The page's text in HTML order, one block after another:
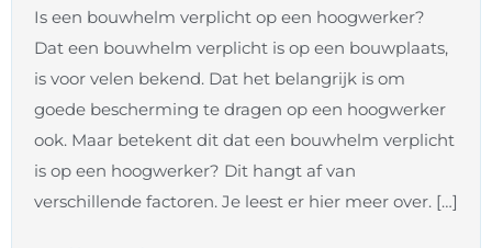
Is een bouwhelm verplicht op een hoogwerker?
Dat een bouwhelm verplicht is op een bouwplaats,
is voor velen bekend. Dat het belangrijk is om
goede bescherming te dragen op een hoogwerker
ook. Maar betekent dit dat een bouwhelm verplicht
is op een hoogwerker? Dit hangt af van
verschillende factoren. Je leest er hier meer over. […]